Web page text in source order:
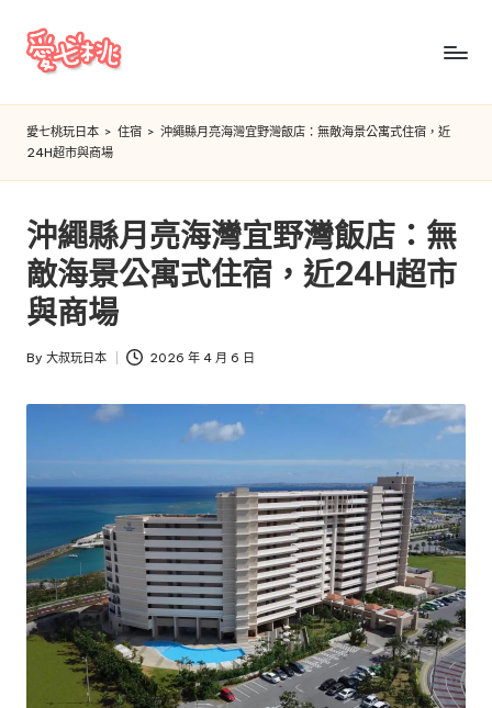
Skip
愛
七
桃
玩
日
本
愛七桃玩日本 > 住宿 > 沖繩縣月亮海灣宜野灣飯店：無敵海景公寓式住宿，近
24H超市與商場
沖繩縣月亮海灣宜野灣飯店：無
敵海景公寓式住宿，近24H超市
與商場
Posted
By 大叔玩日本 2026 年 4 月 6 日